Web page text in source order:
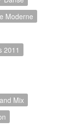
Moderne
2011
Mix